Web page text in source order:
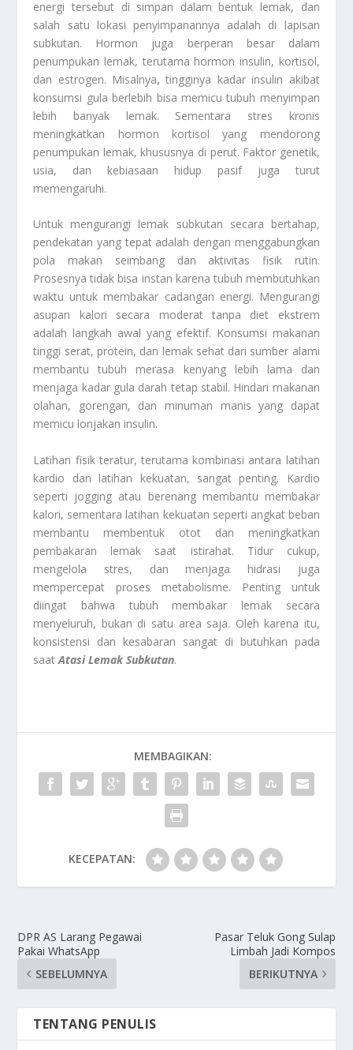
energi tersebut di simpan dalam bentuk lemak, dan
salah satu lokasi penyimpanannya adalah di lapisan
subkutan. Hormon juga berperan besar dalam
penumpukan lemak, terutama hormon insulin, kortisol,
dan estrogen. Misalnya, tingginya kadar insulin akibat
konsumsi gula berlebih bisa memicu tubuh menyimpan
lebih banyak lemak. Sementara stres kronis
meningkatkan hormon kortisol yang mendorong
penumpukan lemak, khususnya di perut. Faktor genetik,
usia, dan kebiasaan hidup pasif juga turut
memengaruhi.
Untuk mengurangi lemak subkutan secara bertahap,
pendekatan yang tepat adalah dengan menggabungkan
pola makan seimbang dan aktivitas fisik rutin.
Prosesnya tidak bisa instan karena tubuh membutuhkan
waktu untuk membakar cadangan energi. Mengurangi
asupan kalori secara moderat tanpa diet ekstrem
adalah langkah awal yang efektif. Konsumsi makanan
tinggi serat, protein, dan lemak sehat dari sumber alami
membantu tubuh merasa kenyang lebih lama dan
menjaga kadar gula darah tetap stabil. Hindari makanan
olahan, gorengan, dan minuman manis yang dapat
memicu lonjakan insulin.
Latihan fisik teratur, terutama kombinasi antara latihan
kardio dan latihan kekuatan, sangat penting. Kardio
seperti jogging atau berenang membantu membakar
kalori, sementara latihan kekuatan seperti angkat beban
membantu membentuk otot dan meningkatkan
pembakaran lemak saat istirahat. Tidur cukup,
mengelola stres, dan menjaga hidrasi juga
mempercepat proses metabolisme. Penting untuk
diingat bahwa tubuh membakar lemak secara
menyeluruh, bukan di satu area saja. Oleh karena itu,
konsistensi dan kesabaran sangat di butuhkan pada
saatAtasi Lemak Subkutan.
MEMBAGIKAN:
KECEPATAN:
DPR AS Larang Pegawai
Pakai WhatsApp
SEBELUMNYA
Pasar Teluk Gong Sulap
Limbah Jadi Kompos
BERIKUTNYA
TENTANG PENULIS